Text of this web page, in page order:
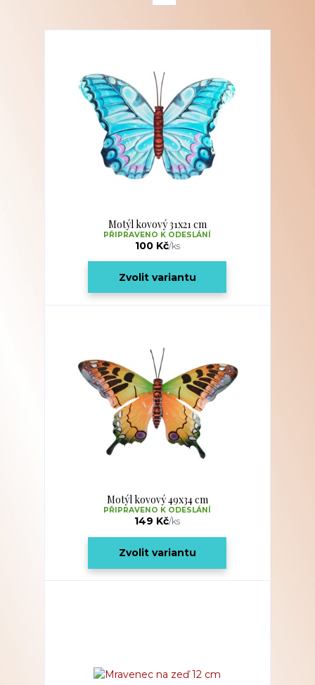
Motýl kovový 31x21 cm
100 Kč/ks
PŘIPRAVENO K ODESLÁNÍ
Zvolit variantu
Motýl kovový 49x34 cm
149 Kč/ks
PŘIPRAVENO K ODESLÁNÍ
Zvolit variantu